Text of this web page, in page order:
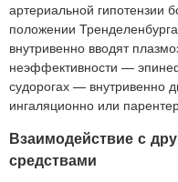
артериальной гипотензии
положении
внутривенно вводят
неэффективности —
судорогах — внутривенно
ингаляционно или
Взаимодействие с
средствами